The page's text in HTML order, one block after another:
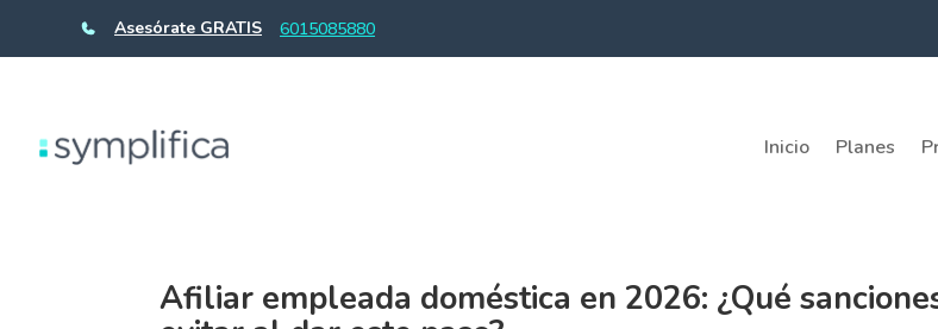
Inicio Planes
Afiliar empleada doméstica en 2026: ¿Qué
Asesórate GRATIS 6015085880